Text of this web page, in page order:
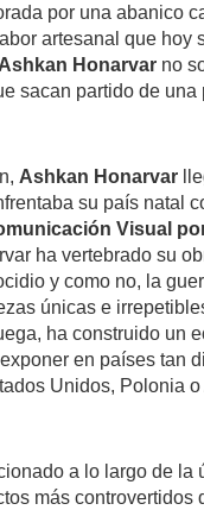
por una abanico
artesanal que hoy
Ashkan Honarvar no
sacan partido de una
Ashkan Honarvar
su país natal
Visual
ha vertebrado su
y como no, la
únicas e
ha construido un
en países tan
Unidos, Polonia
a lo largo de la
más controvertidos